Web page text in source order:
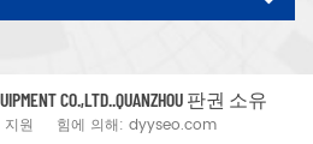
CO.,LTD..QUANZHOU 판권 소유
원
힘에 의해: dyyseo.com